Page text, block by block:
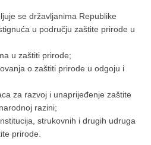
se državljanima Republike
u području zaštite prirode u
u zaštiti prirode;
o zaštiti prirode u odgoju i
za razvoj i unaprijeđenje zaštite
razini;
strukovnih i drugih udruga
prirode.